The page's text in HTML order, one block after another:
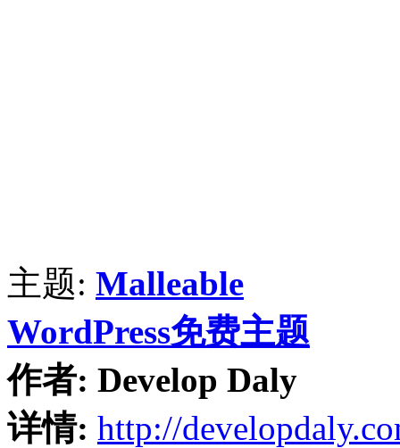
主题: Malleable
WordPress免费主题
作者: Develop Daly
详情: http://